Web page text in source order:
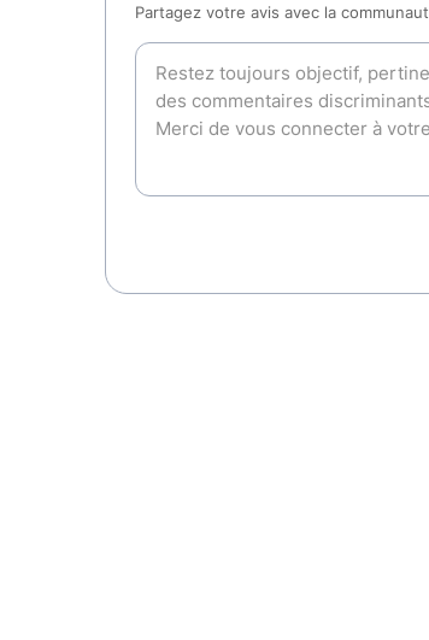
Partagez votre avis avec la